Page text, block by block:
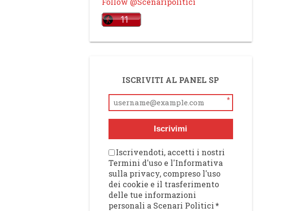
ISCRIVITI AL PANEL SP
*
Iscrivimi
Iscrivendoti, accetti i nostri
Termini d'uso e l'Informativa
sulla privacy, compreso l'uso
dei cookie e il trasferimento
delle tue informazioni
personali a Scenari Politici*